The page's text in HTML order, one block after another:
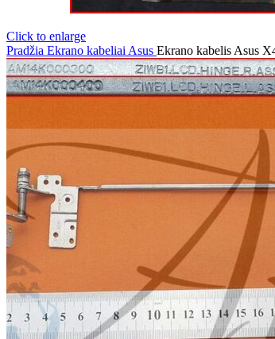
Click to enlarge
Pradžia Ekrano kabeliai Asus Ekrano kabelis Asus